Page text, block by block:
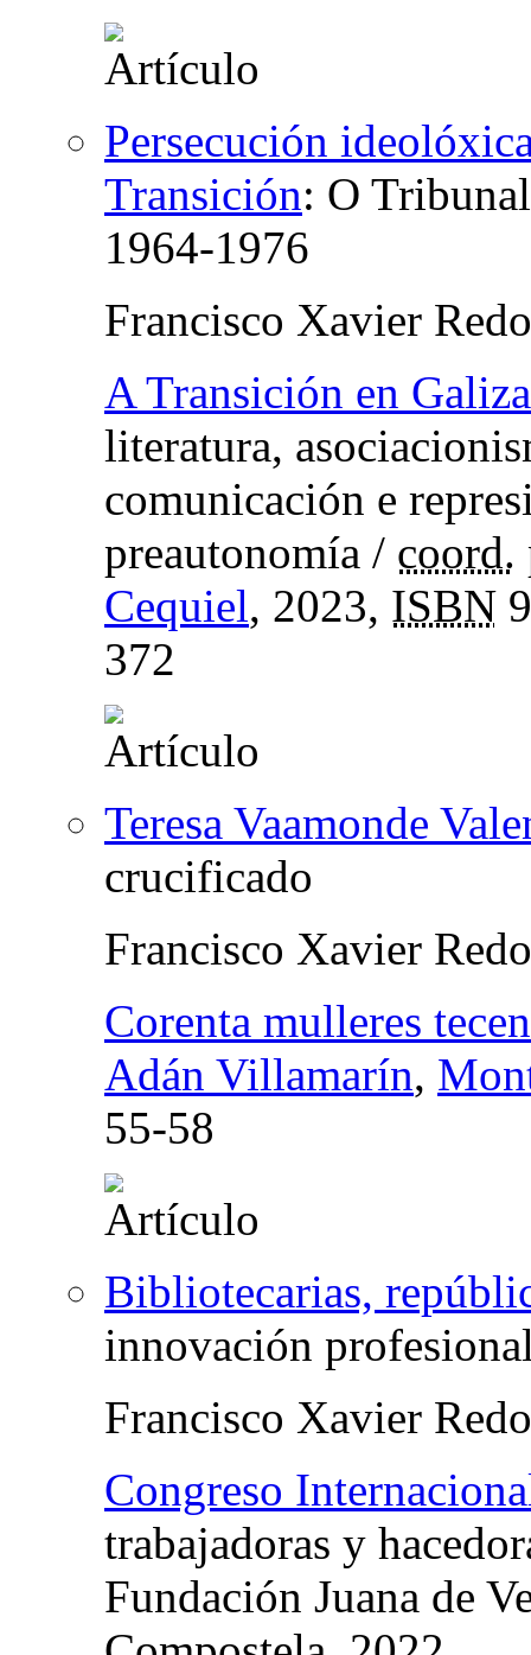
Persecución
Transición: O
1964-1976
Francisco Xavier
A Transición en Galiza
literatura,
comunicación e
preautonomía / coord.
Cequiel, 2023, ISBN
372
Teresa Vaamonde
crucificado
Francisco Xavier
Corenta mulleres
Adán Villamarín,
55-58
Bibliotecarias,
innovación
Francisco Xavier
Congreso
trabajadoras y
Fundación Juana de